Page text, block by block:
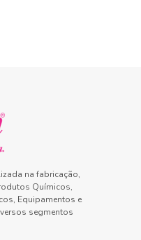
na fabricação,
Químicos,
Equipamentos e
segmentos